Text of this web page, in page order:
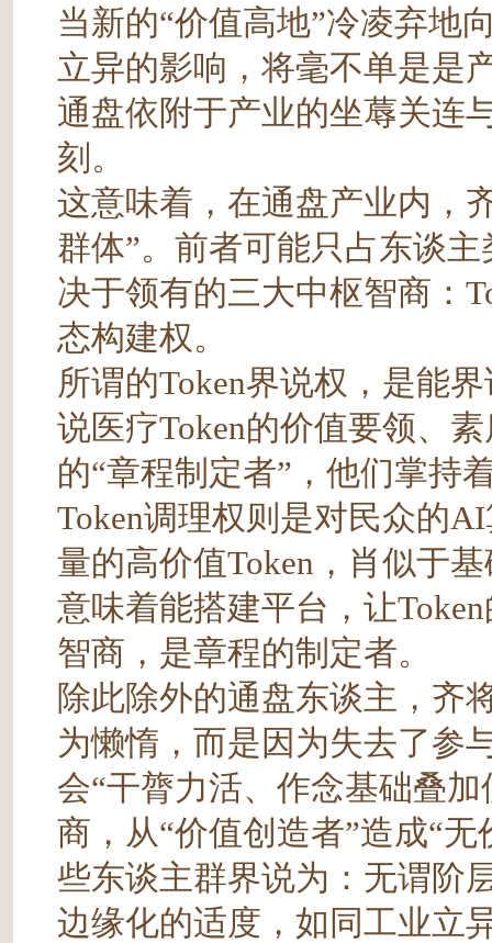
当新的“价值高地”冷凌弃地
立异的影响，将毫不单是是
通盘依附于产业的坐蓐关连
刻。
这意味着，在通盘产业内，
群体”。前者可能只占东谈
决于领有的三大中枢智商：
态构建权。
所谓的Token界说权，是能
说医疗Token的价值要领、
的“章程制定者”，他们掌持
Token调理权则是对民众的
量的高价值Token，肖似于
意味着能搭建平台，让
智商，是章程的制定者。
除此除外的通盘东谈主，齐
为懒惰，而是因为失去了参
会“干膂力活、作念基础叠
商，从“价值创造者”造成“
些东谈主群界说为：无谓阶
边缘化的适度，如同工业立